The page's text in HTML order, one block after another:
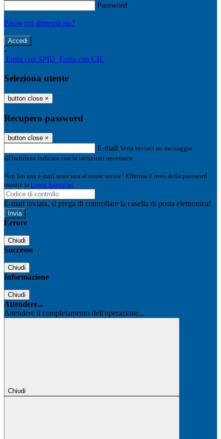
Password
Password dimenticata?
-
Entra con SPID Entra con CIE
Seleziona utente
button close ×
Recupero password
button close ×
E-mail Verrà inviato un messaggio
all'indirizzo indicato con le istruzioni necessarie.
Non hai una e-mail associata al nome utente? Effettua il reset della password
tramite la Login Spaggiari
E-mail inviata, si prega di controllare la casella di posta elettronica!
Errore
Chiudi
Successo
Chiudi
Informazione
Chiudi
Attendere...
Attendere il completamento dell'operazione...
Chiudi